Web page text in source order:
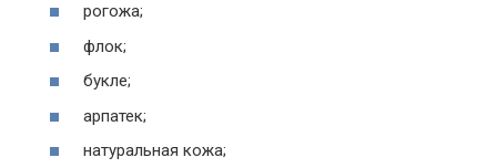
рогожа;
флок;
букле;
арпатек;
натуральная кожа;